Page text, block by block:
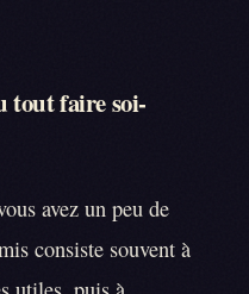
tout faire soi-
avez un peu de
consiste souvent à